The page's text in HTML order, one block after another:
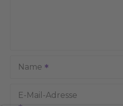
Name
E-Mail-Adresse